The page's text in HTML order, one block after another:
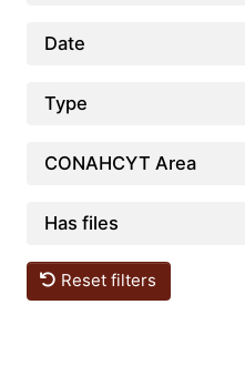
Date
Type
CONAHCYT Area
Has files
Reset filters